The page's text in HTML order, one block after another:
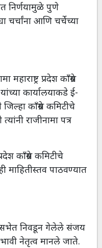
निर्णयामुळे पुणे
चर्चांना आणि चर्चेच्या
प्रदेश काँग्रेस
कार्यालयाकडे ई-
काँग्रेस कमिटीचे
राजीनामा पत्र
काँग्रेस कमिटीचे
माहितीस्तव पाठवण्यात
निवडून गेलेले संजय
नेतृत्व मानले जाते.